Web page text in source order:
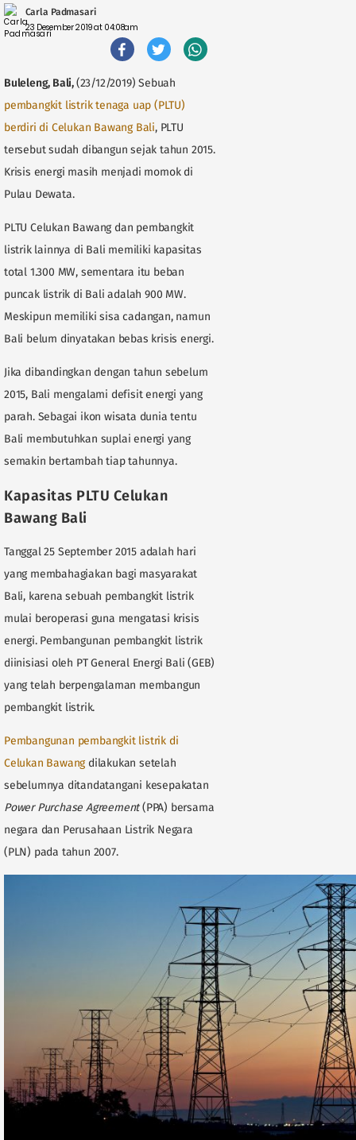
Carla Padmasari
23 Desember 2019 at 04:08am
Buleleng, Bali,(23/12/2019) Sebuah
pembangkit listrik tenaga uap (PLTU)
berdiri di Celukan Bawang Bali, PLTU
tersebut sudah dibangun sejak tahun 2015.
Krisis energi masih menjadi momok di
Pulau Dewata.
PLTU Celukan Bawang dan pembangkit
listrik lainnya di Bali memiliki kapasitas
total 1.300 MW, sementara itu beban
puncak listrik di Bali adalah 900 MW.
Meskipun memiliki sisa cadangan, namun
Bali belum dinyatakan bebas krisis energi.
Jika dibandingkan dengan tahun sebelum
2015, Bali mengalami defisit energi yang
parah. Sebagai ikon wisata dunia tentu
Bali membutuhkan suplai energi yang
semakin bertambah tiap tahunnya.
Kapasitas PLTU Celukan
Bawang Bali
Tanggal 25 September 2015 adalah hari
yang membahagiakan bagi masyarakat
Bali, karena sebuah pembangkit listrik
mulai beroperasi guna mengatasi krisis
energi. Pembangunan pembangkit listrik
diinisiasi oleh PT General Energi Bali (GEB)
yang telah berpengalaman membangun
pembangkit listrik.
Pembangunan pembangkit listrik di
Celukan Bawangdilakukan setelah
sebelumnya ditandatangani kesepakatan
Power Purchase Agreement(PPA) bersama
negara dan Perusahaan Listrik Negara
(PLN) pada tahun 2007.